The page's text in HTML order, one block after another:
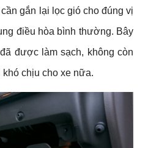
gắn lại lọc gió cho đúng vị
điều hòa bình thường. Bây
được làm sạch, không còn
khó chịu cho xe nữa.